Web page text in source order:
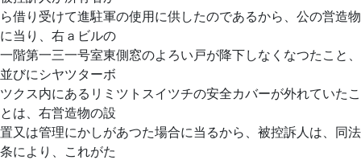
ら借り受けて進駐軍の使用に供したのであるから、公の営造物
に当り、右ａビルの
一階第一三一号室東側窓のよろい戸が降下しなくなつたこと、
並びにシヤツターボ
ツクス内にあるリミツトスイツチの安全カバーが外れていたこ
とは、右営造物の設
置又は管理にかしがあつた場合に当るから、被控訴人は、同法
条により、これがた